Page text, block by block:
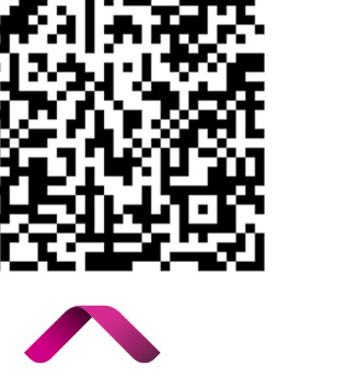
- Zamanaşımına Uğrayacak Emanet ve
Aydınlatma Esaslarına İlişkin Duyuru